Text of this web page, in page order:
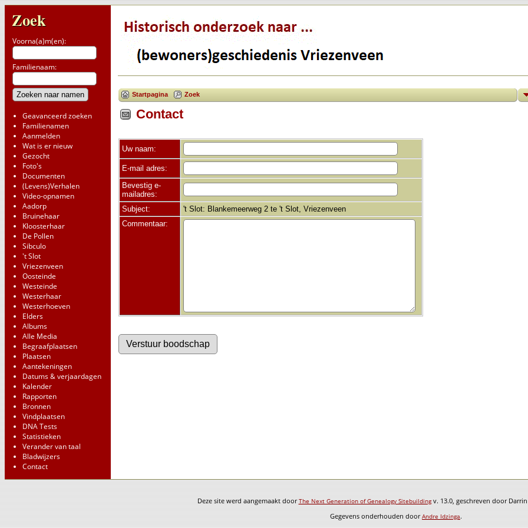
Zoek
Voorna(a)m(en):
Familienaam:
Geavanceerd zoeken
Familienamen
Aanmelden
Wat is er nieuw
Gezocht
Foto's
Documenten
(Levens)Verhalen
Video-opnamen
Aadorp
Bruinehaar
Kloosterhaar
De Pollen
Sibculo
't Slot
Vriezenveen
Oosteinde
Westeinde
Westerhaar
Westerhoeven
Elders
Albums
Alle Media
Begraafplaatsen
Plaatsen
Aantekeningen
Datums & verjaardagen
Kalender
Rapporten
Bronnen
Vindplaatsen
DNA Tests
Statistieken
Verander van taal
Bladwijzers
Contact
Startpagina Zoek
Contact
Uw naam:
E-mail adres:
Bevestig e-
mailadres:
Subject:
't Slot: Blankemeerweg 2 te 't Slot, Vriezenveen
Commentaar:
Deze site werd aangemaakt doorThe Next Generation of Genealogy Sitebuildingv. 13.0, geschreven door
Gegevens onderhouden doorAndre Idzinga.